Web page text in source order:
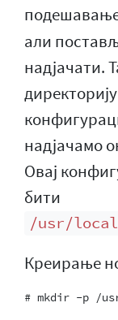
али
надјачати.
надјачамо
Овај
бити
/usr/
Креирање